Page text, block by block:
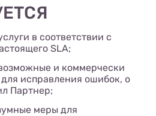
в соответствии с
SLA;
и коммерчески
исправления ошибок, о
Партнер;
меры для